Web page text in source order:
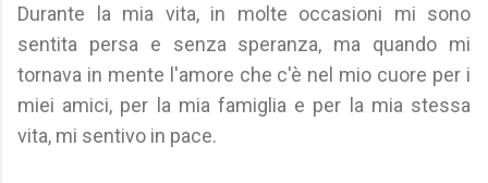
Durante la mia vita, in molte occasioni mi sono
sentita persa e senza speranza, ma quando mi
tornava in mente l'amore che c'è nel mio cuore per i
miei amici, per la mia famiglia e per la mia stessa
vita, mi sentivo in pace.